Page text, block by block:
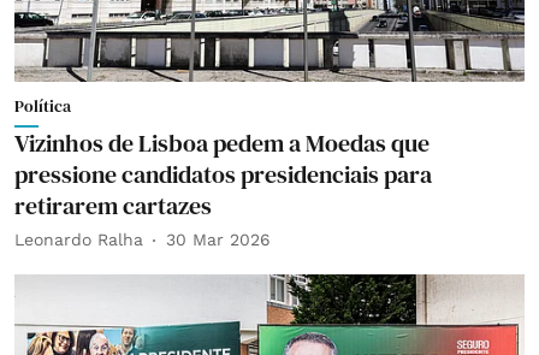
Política
Vizinhos de Lisboa pedem a Moedas que
pressione candidatos presidenciais para
retirarem cartazes
Leonardo Ralha 30 Mar 2026